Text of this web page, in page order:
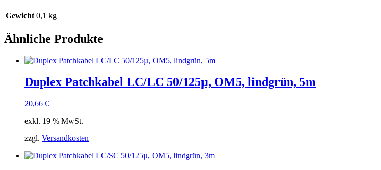
Gewicht 0,1 kg
Ähnliche Produkte
Duplex Patchkabel LC/LC 50/125µ, OM5, lindgrün, 5m
20,66 €
exkl. 19 % MwSt.
zzgl. Versandkosten